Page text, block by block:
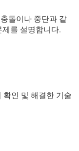
돌이나 중단과 같
를 설명합니다.
확인 및 해결한 기술